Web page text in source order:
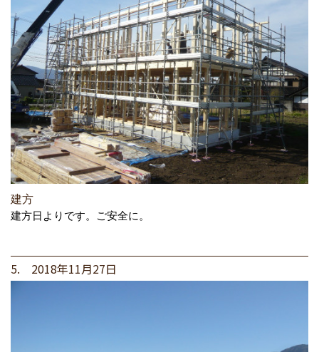
建方
建方日よりです。ご安全に。
5. 2018年11月27日